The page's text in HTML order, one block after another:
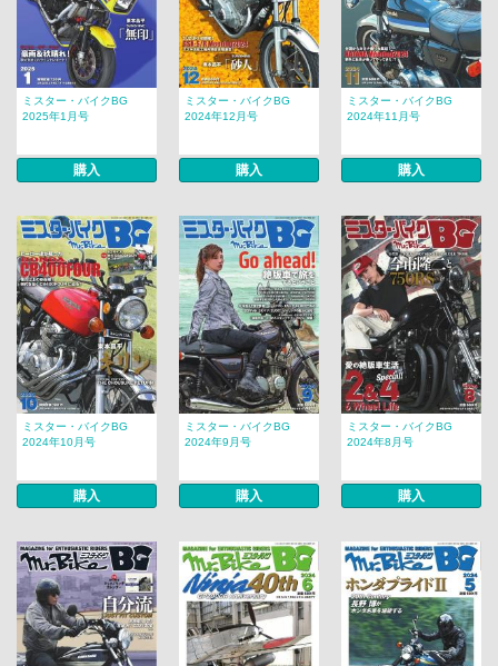
ミスター・バイクBG
2025年1月号
購入
ミスター・バイクBG
2024年12月号
購入
ミスター・バイクBG
2024年11月号
購入
ミスター・バイクBG
2024年10月号
購入
ミスター・バイクBG
2024年9月号
購入
ミスター・バイクBG
2024年8月号
購入